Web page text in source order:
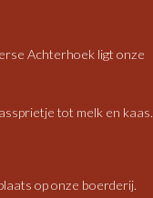
Achterhoek ligt onze
tot melk en kaas.
op onze boerderij.